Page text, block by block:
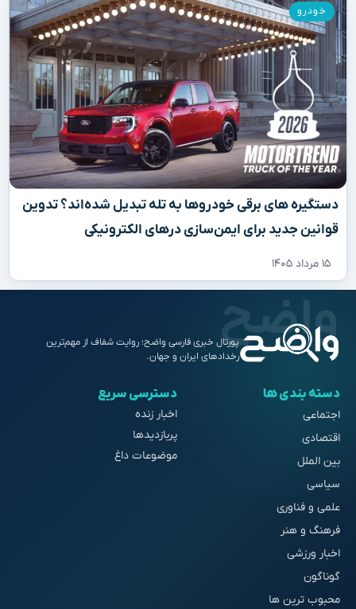
دستگیره‌ های برقی خودروها به تله تبدیل شده‌اند؟ تدوین
قوانین جدید برای ایمن‌سازی درهای الکترونیکی
۱۵ مرداد ۱۴۰۵
خودرو
پورتال خبری فارسی واضح؛ روایت شفاف از مهم‌ترین
رخدادهای ایران و جهان.
دسته بندی ها
اجتماعی
اقتصادی
بین الملل
سیاسی
علمی و فناوری
فرهنگ و هنر
اخبار ورزشی
گوناگون
محبوب ترین ها
دسترسی سریع
اخبار زنده
پربازدیدها
موضوعات داغ